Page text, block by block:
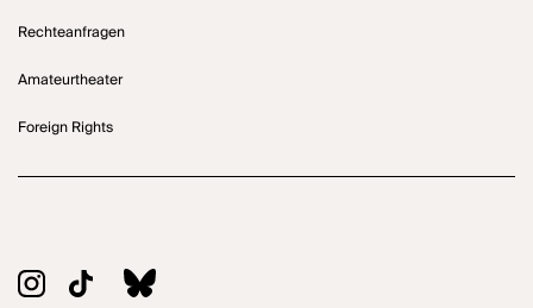
Rechteanfragen
Amateurtheater
Foreign Rights